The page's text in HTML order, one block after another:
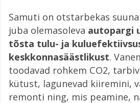
Samuti on otstarbekas
juba olemasoleva autopargi
tõsta tulu- ja
keskkonnasäästlikust.
toodavad rohkem CO2,
kütust, lagunevad kiiremini,
remonti ning, mis peamine,